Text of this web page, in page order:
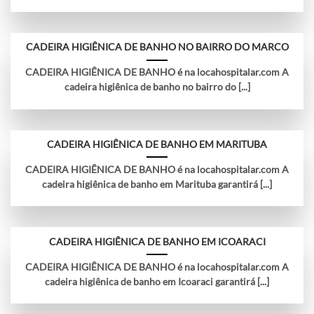
CADEIRA HIGIÊNICA DE BANHO NO BAIRRO DO MARCO
CADEIRA HIGIÊNICA DE BANHO é na locahospitalar.com A
cadeira higiênica de banho no bairro do [...]
CADEIRA HIGIÊNICA DE BANHO EM MARITUBA
CADEIRA HIGIÊNICA DE BANHO é na locahospitalar.com A
cadeira higiênica de banho em Marituba garantirá [...]
CADEIRA HIGIÊNICA DE BANHO EM ICOARACI
CADEIRA HIGIÊNICA DE BANHO é na locahospitalar.com A
cadeira higiênica de banho em Icoaraci garantirá [...]